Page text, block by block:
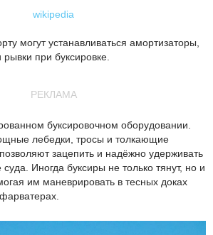
wikipedia
могут устанавливаться амортизаторы,
при буксировке.
РЕКЛАМА
буксировочном оборудовании.
лебедки, тросы и толкающие
зацепить и надёжно удерживать
Иногда буксиры не только тянут, но и
им маневрировать в тесных доках